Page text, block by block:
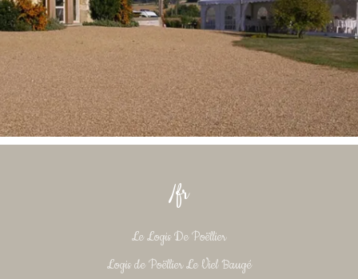
/fr
Le Logis De Poëllier
Logis de Poëllier Le Viel Baugé